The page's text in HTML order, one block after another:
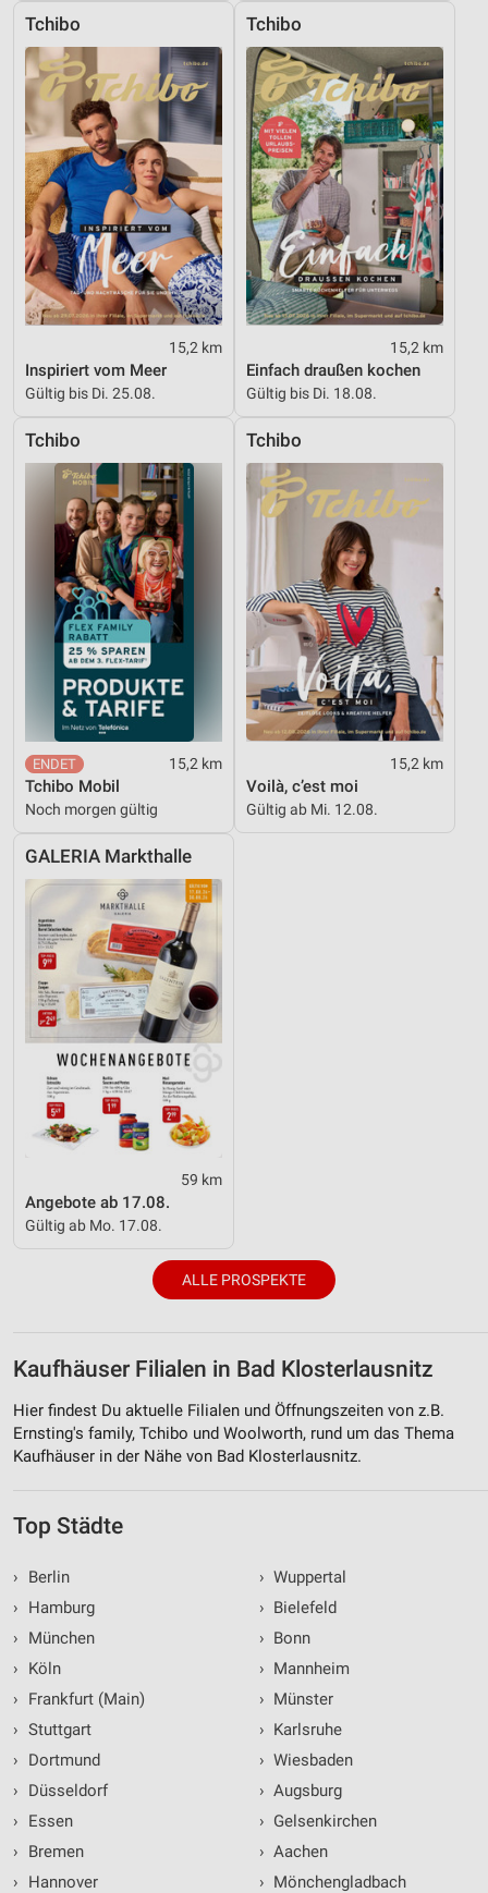
Tchibo
15,2 km
Inspiriert vom Meer
Gültig bis Di. 25.08.
Tchibo
15,2 km
Einfach draußen kochen
Gültig bis Di. 18.08.
Tchibo
15,2 km
Tchibo Mobil
Noch morgen gültig
Tchibo
15,2 km
Voilà, c’est moi
Gültig ab Mi. 12.08.
GALERIA Markthalle
59 km
Angebote ab 17.08.
Gültig ab Mo. 17.08.
ALLE PROSPEKTE
Kaufhäuser Filialen in Bad Klosterlausnitz
Hier findest Du aktuelle Filialen und Öffnungszeiten von z.B.
Ernsting's family, Tchibo und Woolworth, rund um das Thema
Kaufhäuser in der Nähe von Bad Klosterlausnitz.
Top Städte
›
Berlin
›
Hamburg
›
München
›
Köln
›
Frankfurt (Main)
› Stuttgart
›
Dortmund
›
Düsseldorf
›
Essen
›
Bremen
›
Hannover
› Wuppertal
› Bielefeld
› Bonn
› Mannheim
› Münster
› Karlsruhe
› Wiesbaden
› Augsburg
› Gelsenkirchen
› Aachen
› Mönchengladbach